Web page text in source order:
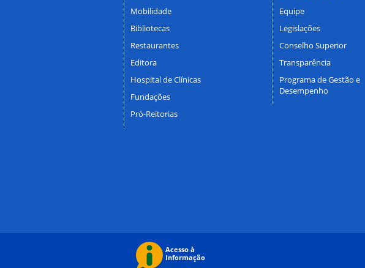
Mobilidade
Bibliotecas
Restaurantes
Editora
Hospital de Clínicas
Fundações
Pró-Reitorias
Equipe
Legislações
Conselho Superior
Transparência
Programa de Gestão e
Desempenho